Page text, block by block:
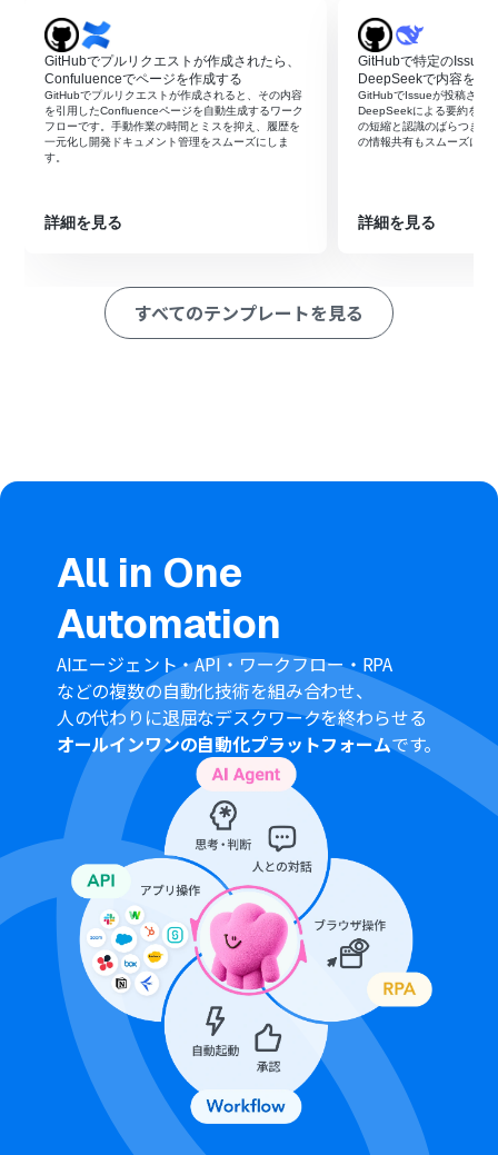
次に、オペレーションで分岐機能を設定し、特定の条件
に合致した場合のみ後続の処理に進むよう設定します
最後に、オペレーションでRedditを選択し、「サブレデ
ィットに新規投稿を作成する」アクションを設定します
※「トリガー」：フロー起動のきっかけとなるアクション、「オ
ペレーション」：トリガー起動後、フロー内で処理を行うアク
Redditに新規投稿を作成するアクションでは、投稿先の
く、トリガーとなったGitHubのWebhookデータ（リポジ
トリ名、コミットメッセージ等）を変数として埋め込
み、動的な内容を自動で投稿することが可能です
分岐はパーソナルプラン以上のプランでご利用いただけ
パーソナルプランなどの有料プランは、2週間の無料トラ
イアルを行うことが可能です。無料トライアル中には制限
対象のアプリや機能（オペレーション）を使用すること
ができます。詳しくは、料金プラン
さい。
GitHubでプルリクエストが作成されたら、
Confuluenceでページを作成する
GitHubでプルリクエストが作成されると、その内容
を引用したConfluenceページを自動生成するワーク
フローです。手動作業の時間とミスを抑え、履歴を
一元化し開発ドキュメント管理をスムーズにしま
す。
詳細を見る
GitHubで特定のIssue
DeepSeekで内容を要
GitHubでIssueが投稿され
DeepSeekによる要約をす
の短縮と認識のばらつき防
の情報共有もスムーズにな
詳細を見る
すべてのテンプレートを見る
All in One
Automation
AIエージェント・API・ワークフロー・RPA
などの複数の自動化技術を組み合わせ、
人の代わりに退屈なデスクワークを終わらせる
オールインワンの自動化プラットフォームです。